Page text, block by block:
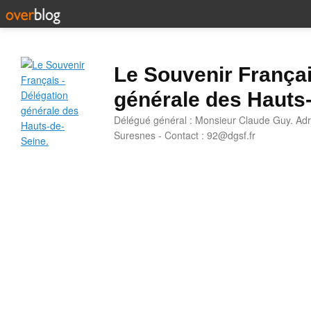
Le Souvenir
générale des
Délégué général : Monsieur Claude Guy.
Suresnes - Contact : 92@dgsf.fr